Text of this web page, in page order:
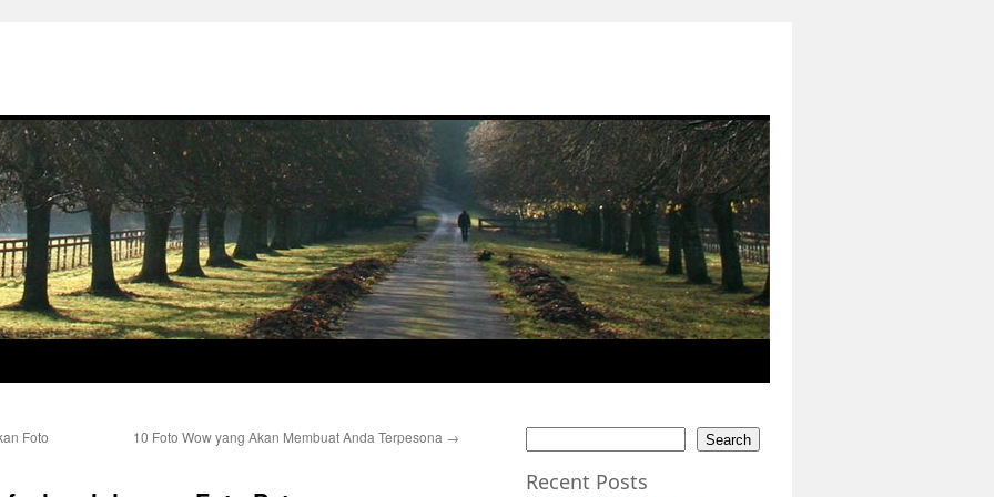
Foto
10 Foto Wow yang Akan Membuat Anda Terpesona → Search
Recent Posts